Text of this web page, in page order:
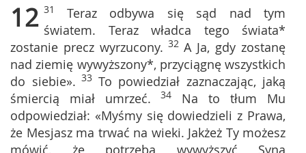
12 31 Teraz odbywa się sąd nad tym
światem. Teraz władca tego świata*
zostanie precz wyrzucony. 32 A Ja, gdy zostanę
nad ziemię wywyższony*, przyciągnę wszystkich
do siebie». 33 To powiedział zaznaczając, jaką
śmiercią miał umrzeć. 34 Na to tłum Mu
odpowiedział: «Myśmy się dowiedzieli z Prawa,
że Mesjasz ma trwać na wieki. Jakżeż Ty możesz
mówić, że potrzeba wywyższyć Syna